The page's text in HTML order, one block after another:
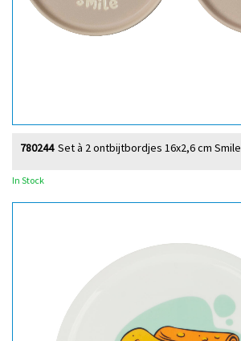
Set à 2 ontbijtbordjes 16x2,6 cm Smile
780244
In Stock